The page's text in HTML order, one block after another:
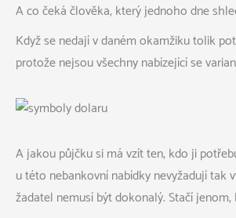
A co čeká člověka, který jednoho dne
Když se nedají v daném okamžiku tolik
protože nejsou všechny nabízející se
A jakou půjčku si má vzít ten, kdo ji
u této nebankovní nabídky nevyžadují
žadatel nemusí být dokonalý. Stačí